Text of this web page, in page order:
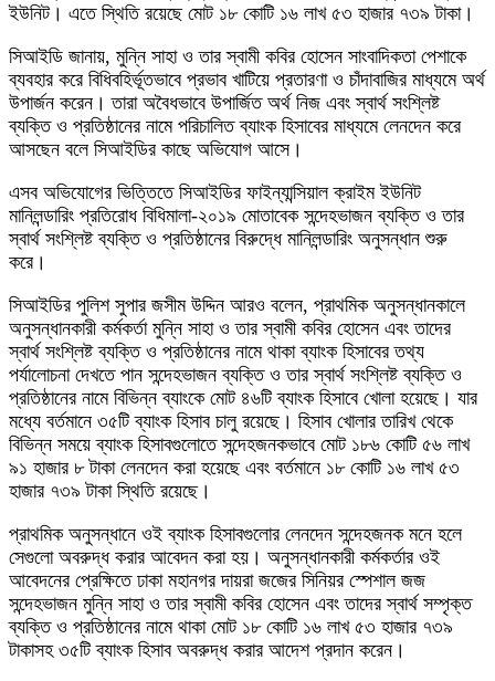
ইউনিট। এতে স্থিতি রয়েছে মোট ১৮ কোটি ১৬ লাখ ৫৩ হাজার ৭৩৯ টাকা।
সিআইডি জানায়, মুন্নি সাহা ও তার স্বামী কবির হোসেন সাংবাদিকতা পেশাকে
ব্যবহার করে বিধিবহির্ভূতভাবে প্রভাব খাটিয়ে প্রতারণা ও চাঁদাবাজির মাধ্যমে অর্থ
উপার্জন করেন। তারা অবৈধভাবে উপার্জিত অর্থ নিজ এবং স্বার্থ সংশ্লিষ্ট
ব্যক্তি ও প্রতিষ্ঠানের নামে পরিচালিত ব্যাংক হিসাবের মাধ্যমে লেনদেন করে
আসছেন বলে সিআইডির কাছে অভিযোগ আসে।
এসব অভিযোগের ভিত্তিতে সিআইডির ফাইন্যান্সিয়াল ক্রাইম ইউনিট
মানিলন্ডারিং প্রতিরোধ বিধিমালা-২০১৯ মোতাবেক সন্দেহভাজন ব্যক্তি ও তার
স্বার্থ সংশ্লিষ্ট ব্যক্তি ও প্রতিষ্ঠানের বিরুদ্ধে মানিলন্ডারিং অনুসন্ধান শুরু
করে।
সিআইডির পুলিশ সুপার জসীম উদ্দিন আরও বলেন, প্রাথমিক অনুসন্ধানকালে
অনুসন্ধানকারী কর্মকর্তা মুন্নি সাহা ও তার স্বামী কবির হোসেন এবং তাদের
স্বার্থ সংশ্লিষ্ট ব্যক্তি ও প্রতিষ্ঠানের নামে থাকা ব্যাংক হিসাবের তথ্য
পর্যালোচনা দেখতে পান সন্দেহভাজন ব্যক্তি ও তার স্বার্থ সংশ্লিষ্ট ব্যক্তি ও
প্রতিষ্ঠানের নামে বিভিন্ন ব্যাংকে মোট ৪৬টি ব্যাংক হিসাবে খোলা হয়েছে। যার
মধ্যে বর্তমানে ৩৫টি ব্যাংক হিসাব চালু রয়েছে। হিসাব খোলার তারিখ থেকে
বিভিন্ন সময়ে ব্যাংক হিসাবগুলোতে সন্দেহজনকভাবে মোট ১৮৬ কোটি ৫৬ লাখ
৯১ হাজার ৮ টাকা লেনদেন করা হয়েছে এবং বর্তমানে ১৮ কোটি ১৬ লাখ ৫৩
হাজার ৭৩৯ টাকা স্থিতি রয়েছে।
প্রাথমিক অনুসন্ধানে ওই ব্যাংক হিসাবগুলোর লেনদেন সন্দেহজনক মনে হলে
সেগুলো অবরুদ্ধ করার আবেদন করা হয়। অনুসন্ধানকারী কর্মকর্তার ওই
আবেদনের প্রেক্ষিতে ঢাকা মহানগর দায়রা জজের সিনিয়র স্পেশাল জজ
সন্দেহভাজন মুন্নি সাহা ও তার স্বামী কবির হোসেন এবং তাদের স্বার্থ সম্পৃক্ত
ব্যক্তি ও প্রতিষ্ঠানের নামে থাকা মোট ১৮ কোটি ১৬ লাখ ৫৩ হাজার ৭৩৯
টাকাসহ ৩৫টি ব্যাংক হিসাব অবরুদ্ধ করার আদেশ প্রদান করেন।